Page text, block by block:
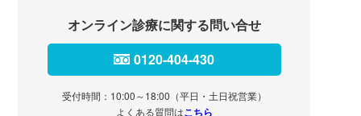
オンライン診療に関する問い合せ
0120-404-430
受付時間：10:00～18:00（平日・土日祝営業）
よくある質問はこちら